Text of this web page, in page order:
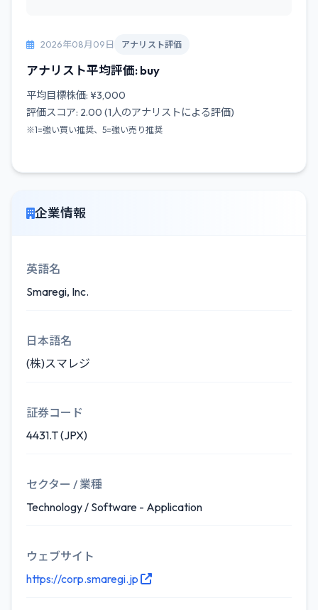
2026年08月09日 アナリスト評価
アナリスト平均評価: buy
平均目標株価: ¥3,000
評価スコア: 2.00 (1人のアナリストによる評価)
※1=強い買い推奨、5=強い売り推奨
企業情報
英語名
Smaregi, Inc.
日本語名
(株)スマレジ
証券コード
4431.T (JPX)
セクター / 業種
Technology / Software - Application
ウェブサイト
https://corp.smaregi.jp